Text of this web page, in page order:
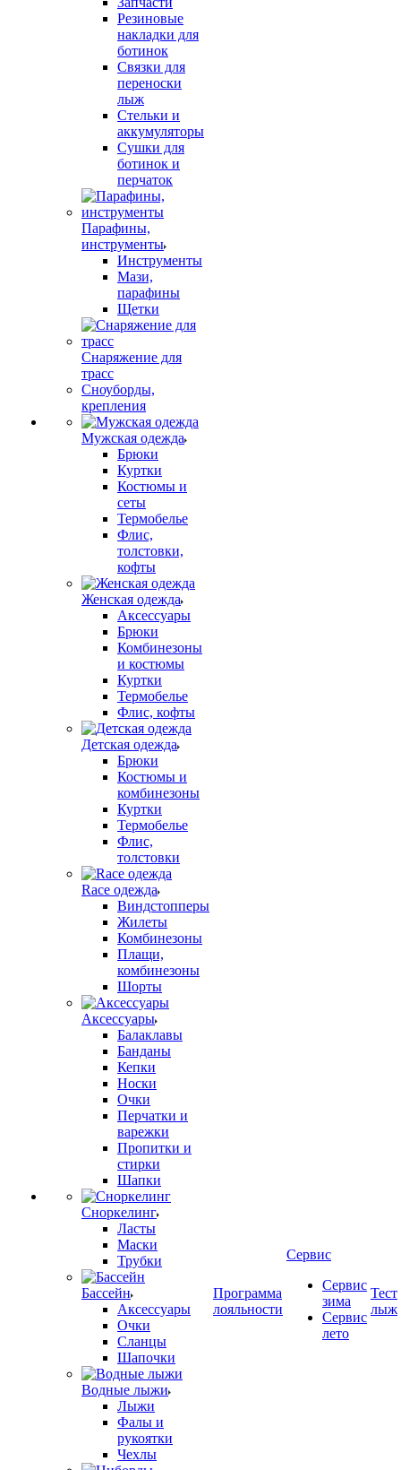
Резиновые
накладки для
ботинок
Связки для
переноски
лыж
Стельки и
аккумуляторы
Сушки для
ботинок и
перчаток
Парафины,
инструменты
Инструменты
Мази,
парафины
Щетки
Снаряжение для
трасс
Сноуборды,
крепления
Мужская одежда
Брюки
Куртки
Костюмы и
сеты
Термобелье
Флис,
толстовки,
кофты
Женская одежда
Аксессуары
Брюки
Комбинезоны
и костюмы
Куртки
Термобелье
Флис, кофты
Детская одежда
Брюки
Костюмы и
комбинезоны
Куртки
Термобелье
Флис,
толстовки
Race одежда
Виндстопперы
Жилеты
Комбинезоны
Плащи,
комбинезоны
Шорты
Аксессуары
Балаклавы
Банданы
Кепки
Носки
Очки
Перчатки и
варежки
Пропитки и
стирки
Шапки
Сноркелинг
Ласты
Маски
Трубки
Бассейн
Аксессуары
Очки
Сланцы
Шапочки
Водные лыжи
Лыжи
Фалы и
рукоятки
Чехлы
Программа
лояльности
Сервис
Сервис
зима
Сервис
лето
Тест
лыж